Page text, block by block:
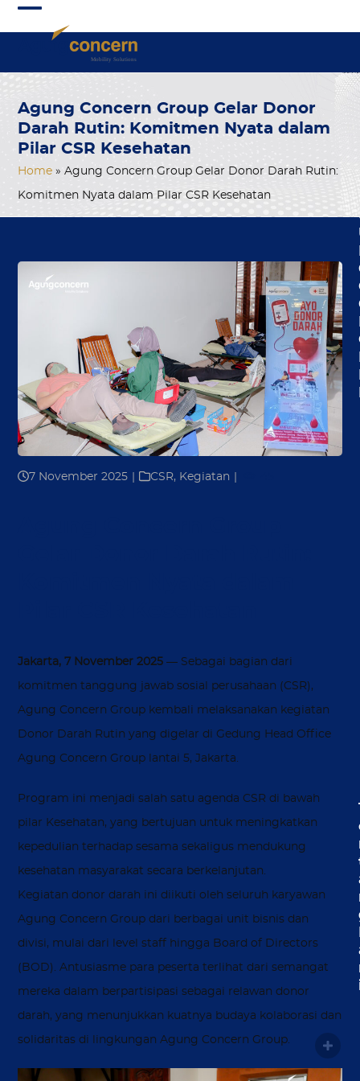
Skip
to
Open
mobile
menu
Close
mobile
menu
Agung Concern Group Gelar Donor
Darah Rutin: Komitmen Nyata dalam
Pilar CSR Kesehatan
Home »Agung Concern Group Gelar Donor Darah Rutin:
Komitmen Nyata dalam Pilar CSR Kesehatan
7 November 2025 CSR, Kegiatan
Jakarta, 7 November 2025 — Sebagai bagian dari
komitmen tanggung jawab sosial perusahaan (CSR),
Agung Concern Group kembali melaksanakan kegiatan
Donor Darah Rutin yang digelar di Gedung Head Office
Agung Concern Group lantai 5, Jakarta.
Program ini menjadi salah satu agenda CSR di bawah
pilar Kesehatan, yang bertujuan untuk meningkatkan
kepedulian terhadap sesama sekaligus mendukung
kesehatan masyarakat secara berkelanjutan.
Kegiatan donor darah ini diikuti oleh seluruh karyawan
Agung Concern Group dari berbagai unit bisnis dan
divisi, mulai dari level staff hingga Board of Directors
(BOD). Antusiasme para peserta terlihat dari semangat
mereka dalam berpartisipasi sebagai relawan donor
darah, yang menunjukkan kuatnya budaya kolaborasi dan
solidaritas di lingkungan Agung Concern Group.